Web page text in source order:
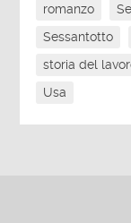
romanzo
Sessantotto
storia del
Usa